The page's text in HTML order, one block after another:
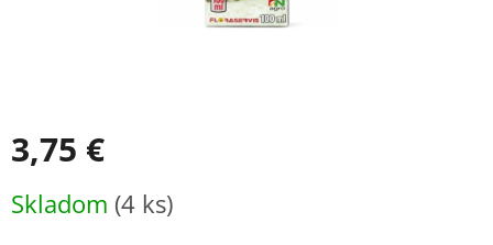
3,75 €
cena:
Skladom (4 ks)